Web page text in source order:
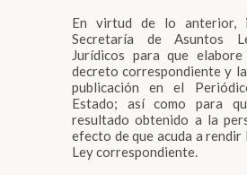
En virtud de lo anterior,
Secretaría de Asuntos
Jurídicos para que
decreto correspondiente y
publicación en el
Estado; así como para
resultado obtenido a la
efecto de que acuda a
Ley correspondiente.